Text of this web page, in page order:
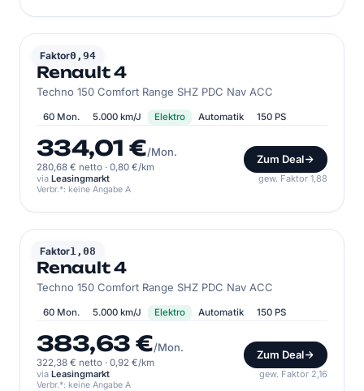
Faktor0,94
RENAULT
Renault 4
Techno 150 Comfort Range SHZ PDC Nav ACC
60 Mon. 5.000 km/J Elektro Automatik 150 PS
334,01 €/Mon.
280,68 € netto · 0,80 €/km
Zum Deal
via Leasingmarkt gew. Faktor 1,88
Verbr.*: keine Angabe A
Faktor1,08
RENAULT
Renault 4
Techno 150 Comfort Range SHZ PDC Nav ACC
60 Mon. 5.000 km/J Elektro Automatik 150 PS
383,63 €/Mon.
322,38 € netto · 0,92 €/km
Zum Deal
via Leasingmarkt gew. Faktor 2,16
Verbr.*: keine Angabe A